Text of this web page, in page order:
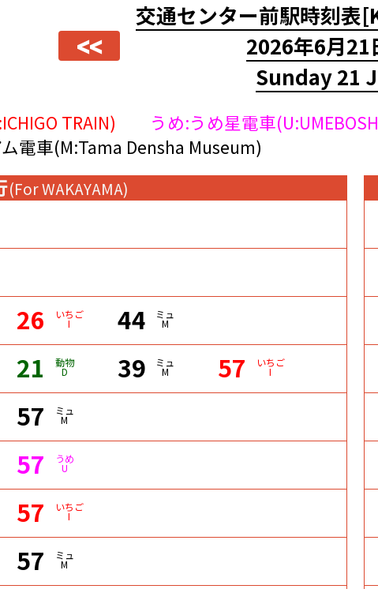
<<
交通センター前駅時刻表
2026年6月21
Sunday 21
TRAIN) うめ:うめ星電車
電車(M:Tama Densha Museum)
(For WAKAYAMA)
26 いちご
I 44 ミュ
M
21 動物
D 39 ミュ
M 57 いちご
I
57 ミュ
M
57 うめ
U
57 いちご
I
57 ミュ
M